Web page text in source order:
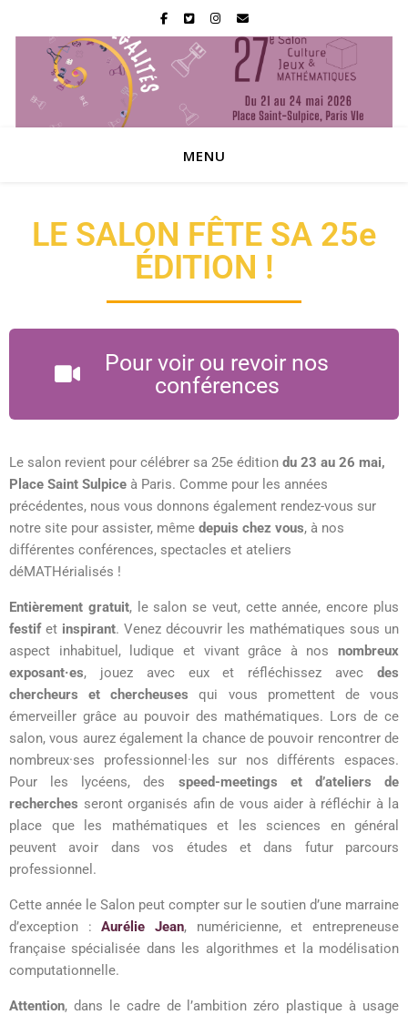
MENU
LE SALON FÊTE SA 25e
ÉDITION !
Pour voir ou revoir nos
conférences
Le salon revient pour célébrer sa 25e édition du 23 au 26 mai,
Place Saint Sulpice à Paris. Comme pour les années
précédentes, nous vous donnons également rendez-vous sur
notre site pour assister, même depuis chez vous, à nos
différentes conférences, spectacles et ateliers
déMATHérialisés !
Entièrement gratuit, le salon se veut, cette année,encore plus
festif et inspirant. Venez découvrir les mathématiques sous un
aspect inhabituel, ludique et vivant grâce à nos nombreux
exposant·es, jouez avec eux et réfléchissez avec des
chercheurs et chercheuses qui vous promettent de vous
émerveiller grâce au pouvoir des mathématiques. Lors de ce
salon, vous aurez également la chance de pouvoir rencontrer de
nombreux·ses professionnel·les sur nos différents espaces.
Pour les lycéens, des speed-meetings et d’ateliers de
recherches seront organisés afin de vous aider à réfléchir à la
place que les mathématiques et les sciences en général
peuvent avoir dans vos études et dans futur parcours
professionnel.
Cette année le Salon peut compter sur le soutien d’une marraine
d’exception :Aurélie Jean, numéricienne, et entrepreneuse
française spécialisée dans les algorithmes et la modélisation
computationnelle.
Attention, dans le cadre de l’ambition zéro plastique à usage